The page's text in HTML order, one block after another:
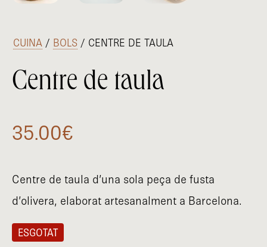
CUINA / BOLS / CENTRE DE TAULA
Centre de taula
35.00€
Centre de taula d’una sola peça de fusta
d’olivera, elaborat artesanalment a Barcelona.
ESGOTAT